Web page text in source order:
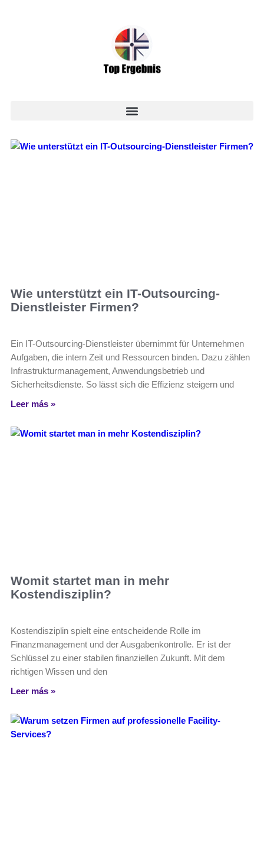
Wie unterstützt ein IT-Outsourcing-
Dienstleister Firmen?
Ein IT-Outsourcing-Dienstleister übernimmt für Unternehmen
Aufgaben, die intern Zeit und Ressourcen binden. Dazu zählen
Infrastrukturmanagement, Anwendungsbetrieb und
Sicherheitsdienste. So lässt sich die Effizienz steigern und
Leer más »
Womit startet man in mehr
Kostendisziplin?
Kostendisziplin spielt eine entscheidende Rolle im
Finanzmanagement und der Ausgabenkontrolle. Er ist der
Schlüssel zu einer stabilen finanziellen Zukunft. Mit dem
richtigen Wissen und den
Leer más »